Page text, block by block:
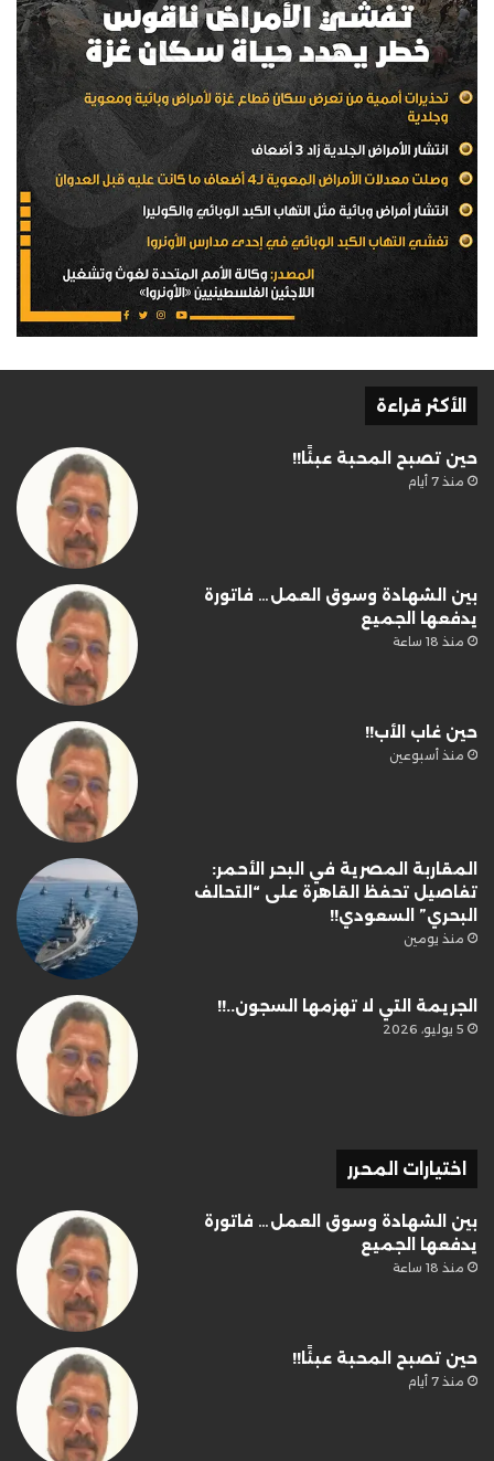
الأكثر قراءة
حين تصبح المحبة عبئًا!!
منذ 7 أيام
بين الشهادة وسوق العمل… فاتورة
يدفعها الجميع
منذ 18 ساعة
حين غاب الأب!!
منذ أسبوعين
المقاربة المصرية في البحر الأحمر:
تفاصيل تحفظ القاهرة على “التحالف
البحري” السعودي!!
منذ يومين
الجريمة التي لا تهزمها السجون..!!
5 يوليو، 2026
اختيارات المحرر
بين الشهادة وسوق العمل… فاتورة
يدفعها الجميع
منذ 18 ساعة
حين تصبح المحبة عبئًا!!
منذ 7 أيام